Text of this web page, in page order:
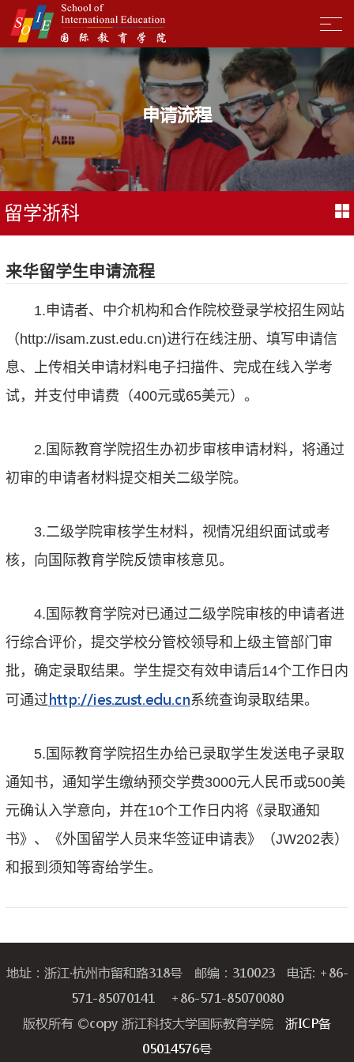
申请流程
留学浙科
来华留学生申请流程
1.申请者、中介机构和合作院校登录学校招生网站
（http://isam.zust.edu.cn)进行在线注册、填写申请信
息、上传相关申请材料电子扫描件、完成在线入学考
试，并支付申请费（400元或65美元）。
2.国际教育学院招生办初步审核申请材料，将通过
初审的申请者材料提交相关二级学院。
3.二级学院审核学生材料，视情况组织面试或考
核，向国际教育学院反馈审核意见。
4.国际教育学院对已通过二级学院审核的申请者进
行综合评价，提交学校分管校领导和上级主管部门审
批，确定录取结果。学生提交有效申请后14个工作日内
可通过http://ies.zust.edu.cn系统查询录取结果。
5.国际教育学院招生办给已录取学生发送电子录取
通知书，通知学生缴纳预交学费3000元人民币或500美
元确认入学意向，并在10个工作日内将《录取通知
书》、《外国留学人员来华签证申请表》（JW202表）
和报到须知等寄给学生。
地址：浙江·杭州市留和路318号 邮编：310023 电话: +86-
571-85070141 +86-571-85070080
版权所有 ©copy 浙江科技大学国际教育学院 浙ICP备
05014576号